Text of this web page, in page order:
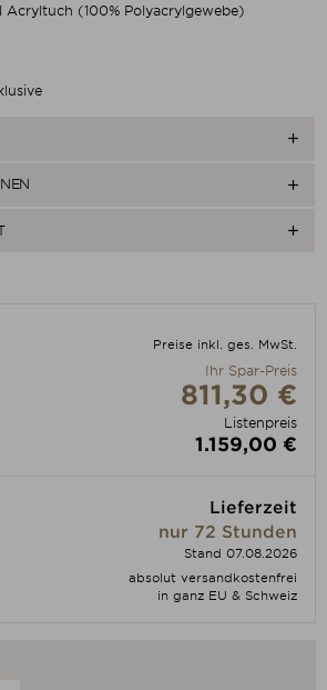
Acryltuch (100% Polyacrylgewebe)



Preise inkl. ges. MwSt.
Ihr Spar-Preis
811,30 €
Listenpreis
1.159,00 €
Lieferzeit
nur 72 Stunden
Stand 07.08.2026
absolut versandkostenfrei
in ganz EU & Schweiz